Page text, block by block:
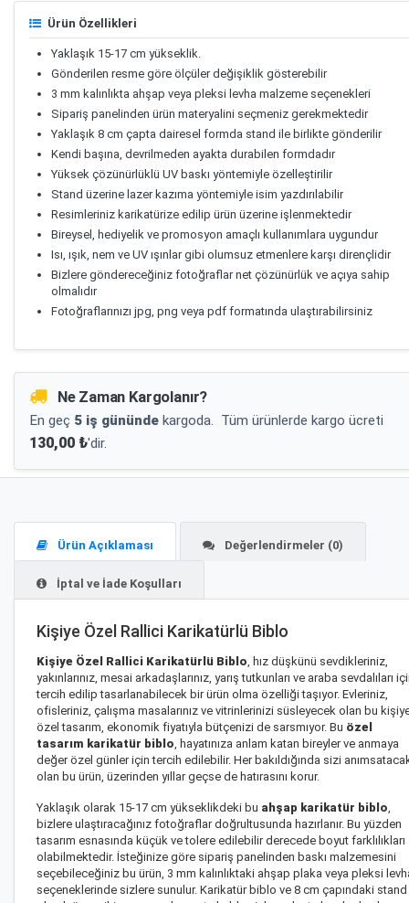
Ürün Özellikleri
Yaklaşık 15-17 cm yükseklik.
Gönderilen resme göre ölçüler değişiklik gösterebilir
3 mm kalınlıkta ahşap veya pleksi levha malzeme seçenekleri
Sipariş panelinden ürün materyalini seçmeniz gerekmektedir
Yaklaşık 8 cm çapta dairesel formda stand ile birlikte gönderilir
Kendi başına, devrilmeden ayakta durabilen formdadır
Yüksek çözünürlüklü UV baskı yöntemiyle özelleştirilir
Stand üzerine lazer kazıma yöntemiyle isim yazdırılabilir
Resimleriniz karikatürize edilip ürün üzerine işlenmektedir
Bireysel, hediyelik ve promosyon amaçlı kullanımlara uygundur
Isı, ışık, nem ve UV ışınlar gibi olumsuz etmenlere karşı dirençlidir
Bizlere göndereceğiniz fotoğraflar net çözünürlük ve açıya sahip
olmalıdır
Fotoğraflarınızı jpg, png veya pdf formatında ulaştırabilirsiniz
Ne Zaman Kargolanır?
En geç 5 iş gününde kargoda. Tüm ürünlerde kargo ücreti
130,00 ₺'dir.
Ürün Açıklaması Değerlendirmeler (0)
İptal ve İade Koşulları
Kişiye Özel Rallici Karikatürlü Biblo
Kişiye Özel Rallici Karikatürlü Biblo , hız düşkünü sevdikleriniz,
yakınlarınız, mesai arkadaşlarınız, yarış tutkunları ve araba sevdalıları
tercih edilip tasarlanabilecek bir ürün olma özelliği taşıyor. Evleriniz,
ofisleriniz, çalışma masalarınız ve vitrinlerinizi süsleyecek olan bu
özel tasarım, ekonomik fiyatıyla bütçenizi de sarsmıyor. Bu özel
tasarım karikatür biblo , hayatınıza anlam katan bireyler ve anmaya
değer özel günler için tercih edilebilir. Her bakıldığında sizi
olan bu ürün, üzerinden yıllar geçse de hatırasını korur.
Yaklaşık olarak 15-17 cm yükseklikdeki bu ahşap karikatür biblo
bizlere ulaştıracağınız fotoğraflar doğrultusunda hazırlanır. Bu yüzden
tasarım esnasında küçük ve tolere edilebilir derecede boyut farklılıkları
olabilmektedir. İsteğinize göre sipariş panelinden baskı malzemesini
seçebileceğiniz bu ürün, 3 mm kalınlıktaki ahşap plaka veya pleksi
seçeneklerinde sizlere sunulur. Karikatür biblo ve 8 cm çapındaki stand